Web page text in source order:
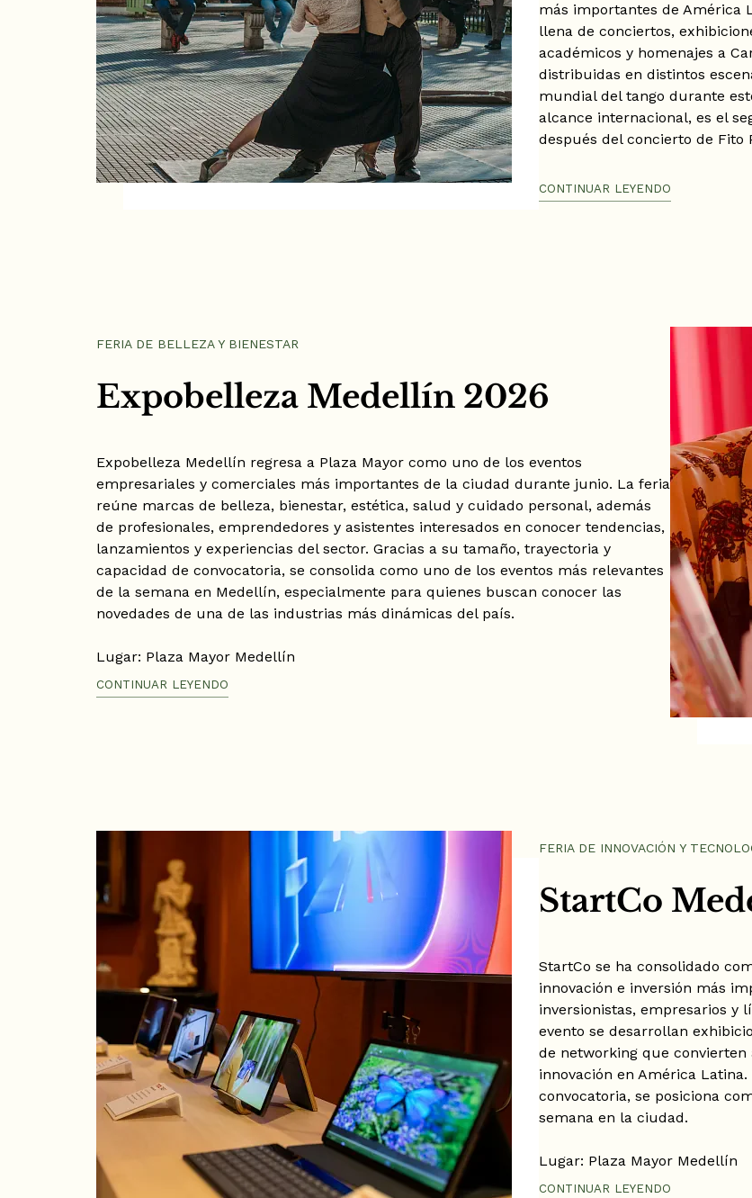
más importantes de América
llena de conciertos,
académicos y homenajes a
distribuidas en distintos
mundial del tango durante
alcance internacional, es el
después del concierto de Fito
Lugar: Diferentes escenarios
Fecha: 8 al 14 de junio de 2026
CONTINUAR LEYENDO
FERIA DE BELLEZA Y BIENESTAR
Expobelleza Medellín 2026
Expobelleza Medellín regresa a Plaza Mayor como uno de los eventos
empresariales y comerciales más importantes de la ciudad durante junio. La feria
reúne marcas de belleza, bienestar, estética, salud y cuidado personal, además
de profesionales, emprendedores y asistentes interesados en conocer tendencias,
lanzamientos y experiencias del sector. Gracias a su tamaño, trayectoria y
capacidad de convocatoria, se consolida como uno de los eventos más relevantes
de la semana en Medellín, especialmente para quienes buscan conocer las
novedades de una de las industrias más dinámicas del país.
Lugar: Plaza Mayor Medellín
Fecha: 11 al 14 de junio de 2026
Hora: 10:00 AM – 8:00 PM
CONTINUAR LEYENDO
FERIA DE INNOVACIÓN Y
StartCo
StartCo se ha consolidado
innovación e inversión más
inversionistas, empresarios y
evento se desarrollan
de networking que
innovación en América
convocatoria, se posiciona
semana en la ciudad.
Lugar: Plaza Mayor Medellín
Fecha: 11 al 13 de junio de 2026
CONTINUAR LEYENDO